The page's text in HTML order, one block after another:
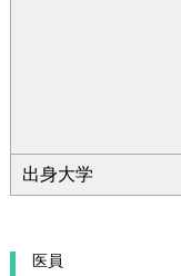
出身大学
医員